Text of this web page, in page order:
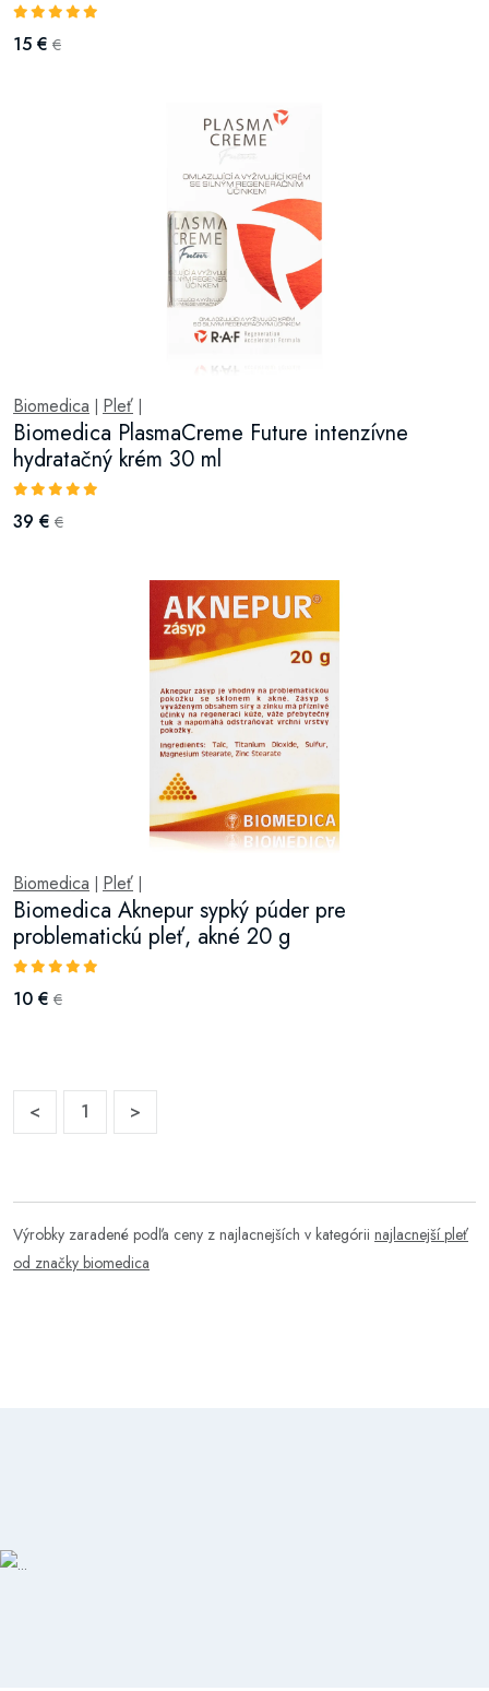
15 € €
Biomedica Pleť
Biomedica PlasmaCreme Future intenzívne
hydratačný krém 30 ml
39 € €
Biomedica Pleť
Biomedica Aknepur sypký púder pre
problematickú pleť, akné 20 g
10 € €
< 1 >
Výrobky zaradené podľa ceny z najlacnejších v kategórii najlacnejší pleť
od značky biomedica